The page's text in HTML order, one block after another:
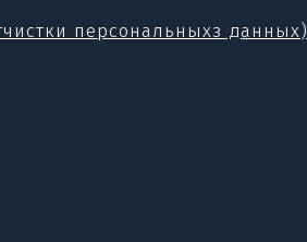
персональныхз данных)